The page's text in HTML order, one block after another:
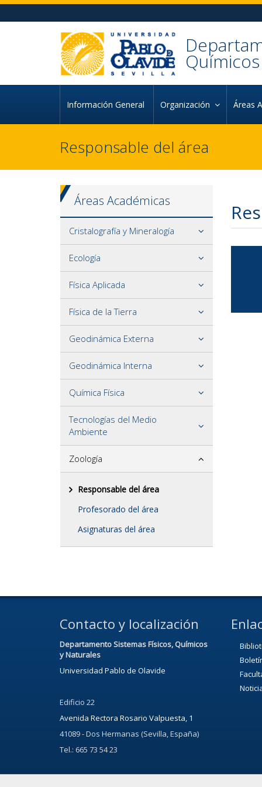
Ir al contenido principal de la página (alt + s)
Ir al pie de la página (alt + p)
Ir al menú principal (alt + u)
Información General Organización Áreas
Responsable del área
Áreas Académicas
Cristalografía y Mineralogía
Ecología
Física Aplicada
Física de la Tierra
Geodinámica Externa
Geodinámica Interna
Química Física
Tecnologías del Medio
Ambiente
Zoología
Responsable del área
Profesorado del área
Asignaturas del área
Contacto y localización
Departamento Sistemas Físicos, Químicos
y Naturales
Universidad Pablo de Olavide
Edificio 22
Avenida Rectora Rosario Valpuesta, 1
41089 - Dos Hermanas (Sevilla, España)
Tel.: 665 73 54 23